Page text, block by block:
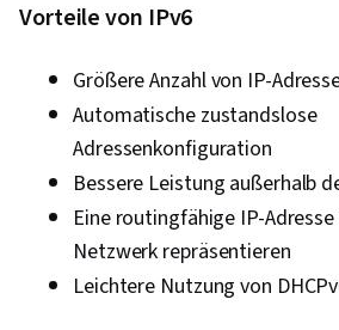
Vorteile von IPv6
Größere Anzahl von IP-
Automatische zustandslose
Adressenkonfiguration
Bessere Leistung außerhalb
Eine routingfähige IP-
Netzwerk repräsentieren
Leichtere Nutzung von